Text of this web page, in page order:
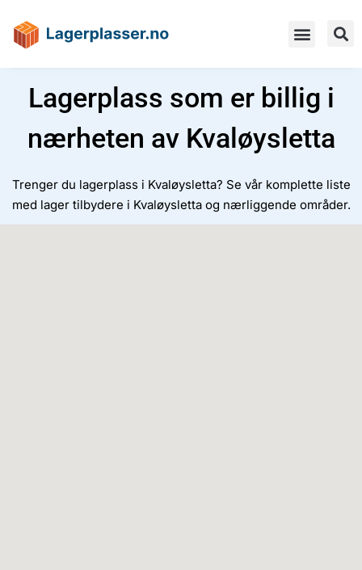
Lagerplass som er billig i
nærheten av Kvaløysletta
Trenger du lagerplass i Kvaløysletta? Se vår komplette liste
med lager tilbydere i Kvaløysletta og nærliggende områder.